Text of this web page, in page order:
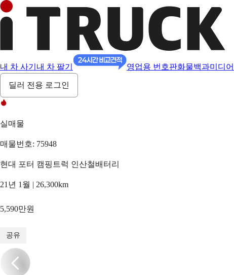
내 차 사기 내 차 팔기 영업용 번호판화물백과미디어
딜러 전용 로그인
실매물
매물번호: 75948
현대 포터 캠핑트럭 인산철배터리
21년 1월 | 26,300km
5,590만원
공유
/19